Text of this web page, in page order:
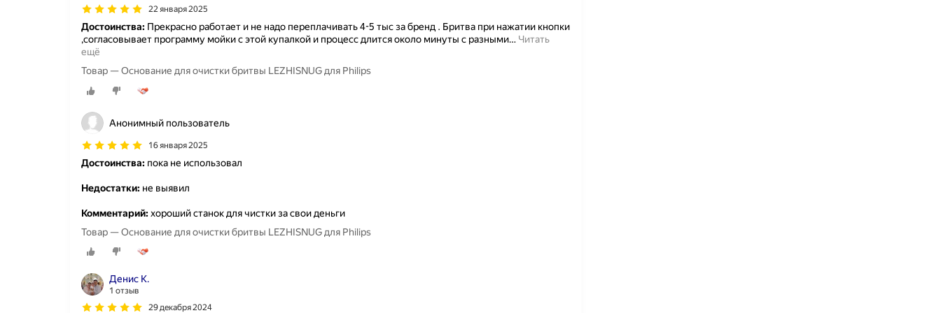
22 января 2025
Достоинства: Прекрасно работает и не надо переплачивать 4-5 тыс за бренд . Бритва при нажатии кнопки
,согласовывает программу мойки с этой купалкой и процесс длится около минуты с разными… Читать
ещё
Товар — Основание для очистки бритвы LEZHISNUG для Philips
Анонимный пользователь
16 января 2025
Достоинства: пока не использовал
Недостатки: не выявил
Комментарий:хороший станок для чистки за свои деньги
Товар — Основание для очистки бритвы LEZHISNUG для Philips
Денис К.
1 отзыв
29 декабря 2024